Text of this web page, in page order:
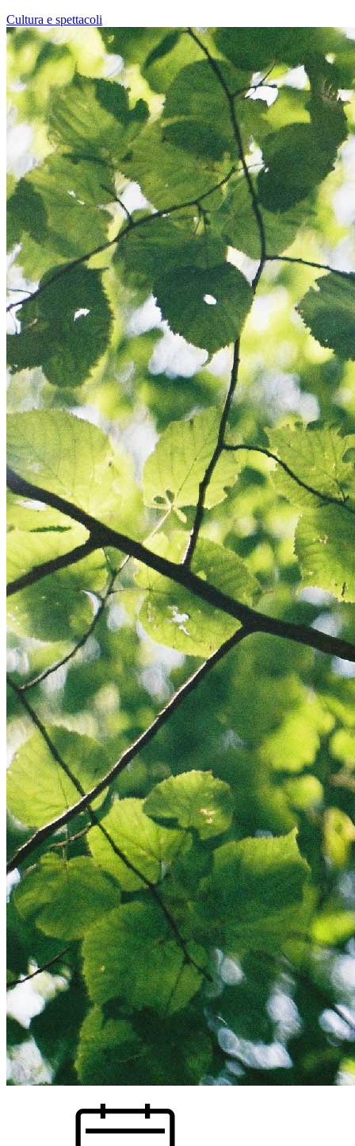
Cultura e spettacoli